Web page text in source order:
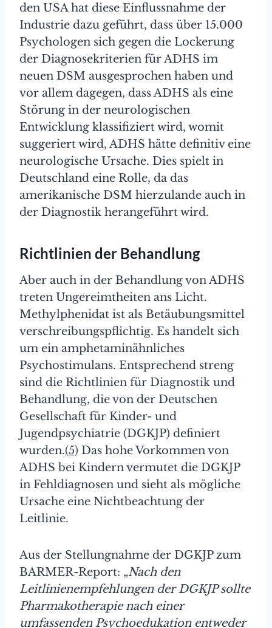
den USA hat diese Einflussnahme der
Industrie dazu geführt, dass über 15.000
Psychologen sich gegen die Lockerung
der Diagnosekriterien für ADHS im
neuen DSM ausgesprochen haben und
vor allem dagegen, dass ADHS als eine
Störung in der neurologischen
Entwicklung klassifiziert wird, womit
suggeriert wird, ADHS hätte definitiv eine
neurologische Ursache. Dies spielt in
Deutschland eine Rolle, da das
amerikanische DSM hierzulande auch in
der Diagnostik herangeführt wird.
Richtlinien der Behandlung
Aber auch in der Behandlung von ADHS
treten Ungereimtheiten ans Licht.
Methylphenidat ist als Betäubungsmittel
verschreibungspflichtig. Es handelt sich
um ein amphetaminähnliches
Psychostimulans. Entsprechend streng
sind die Richtlinien für Diagnostik und
Behandlung, die von der Deutschen
Gesellschaft für Kinder- und
Jugendpsychiatrie (DGKJP) definiert
wurden.(5) Das hohe Vorkommen von
ADHS bei Kindern vermutet die DGKJP
in Fehldiagnosen und sieht als mögliche
Ursache eine Nichtbeachtung der
Leitlinie.
Aus der Stellungnahme der DGKJP zum
BARMER-Report: „Nach den
Leitlinienempfehlungen der DGKJP sollte
Pharmakotherapie nach einer
umfassenden Psychoedukation entweder